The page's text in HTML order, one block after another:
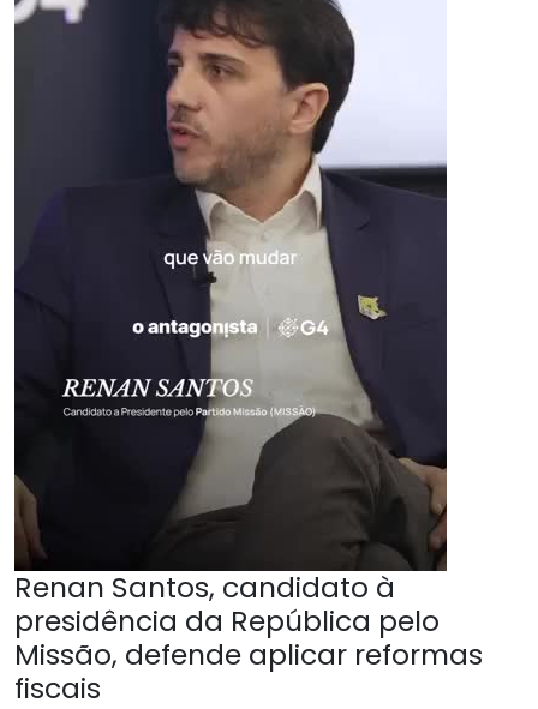
Renan Santos, candidato à
presidência da República pelo
Missão, defende aplicar reformas
fiscais